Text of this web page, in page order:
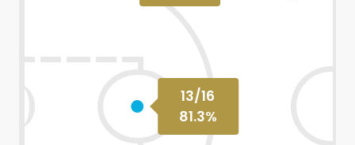
13/16
81.3%